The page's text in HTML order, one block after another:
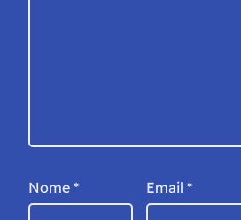
Nome * Email *